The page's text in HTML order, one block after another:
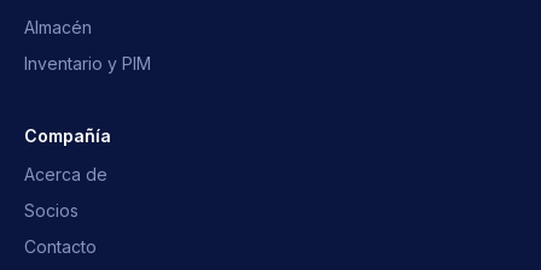
Almacén
Inventario y PIM
Compañía
Acerca de
Socios
Contacto